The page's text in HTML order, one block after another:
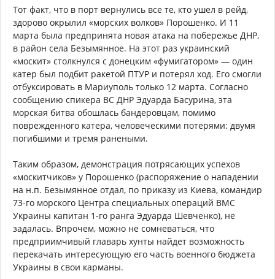
Тот факт, что в порт вернулись все те, кто ушел в рейд,
здорово окрылил «морских волков» Порошенко. И 11
марта была предпринята новая атака на побережье ДНР,
в район села Безымянное. На этот раз украинский
«москит» столкнулся с донецким «фумигатором» — один
катер был подбит ракетой ПТУР и потерял ход. Его смогли
отбуксировать в Мариуполь только 12 марта. Согласно
сообщению спикера ВС ДНР Эдуарда Басурина, эта
морская битва обошлась бандеровцам, помимо
поврежденного катера, человеческими потерями: двумя
погибшими и тремя ранеными.
Таким образом, демонстрация потрясающих успехов
«москитчиков» у Порошенко (распоряжение о нападении
на н.п. Безымянное отдал, по приказу из Киева, командир
73-го морского Центра специальных операций ВМС
Украины капитан 1-го ранга Эдуарда Шевченко), не
задалась. Впрочем, можно не сомневаться, что
предприимчивый главарь хунты найдет возможность
перекачать интересующую его часть военного бюджета
Украины в свои карманы.